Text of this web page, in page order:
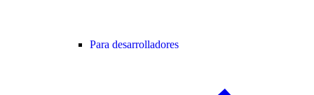
Para desarrolladores